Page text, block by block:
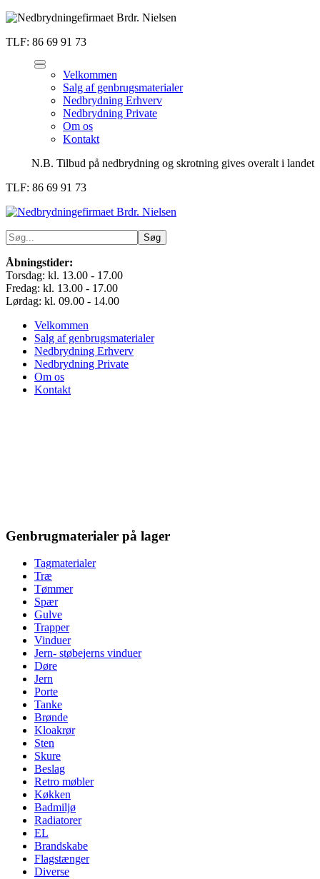
TLF: 86 69 91 73
Velkommen
Salg af genbrugsmaterialer
Nedbrydning Erhverv
Nedbrydning Private
Om os
Kontakt
N.B. Tilbud på nedbrydning og skrotning gives overalt i landet
TLF: 86 69 91 73
Åbningstider:
Torsdag: kl. 13.00 - 17.00
Fredag: kl. 13.00 - 17.00
Lørdag: kl. 09.00 - 14.00
Velkommen
Salg af genbrugsmaterialer
Nedbrydning Erhverv
Nedbrydning Private
Om os
Kontakt
Genbrugmaterialer på lager
Tagmaterialer
Træ
Tømmer
Spær
Gulve
Trapper
Vinduer
Jern- støbejerns vinduer
Døre
Jern
Porte
Tanke
Brønde
Kloakrør
Sten
Skure
Beslag
Retro møbler
Køkken
Badmiljø
Radiatorer
EL
Brandskabe
Flagstænger
Diverse